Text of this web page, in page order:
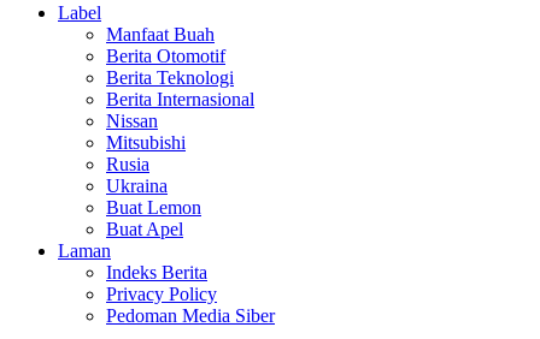
Label
Manfaat Buah
Berita Otomotif
Berita Teknologi
Berita Internasional
Nissan
Mitsubishi
Rusia
Ukraina
Buat Lemon
Buat Apel
Laman
Indeks Berita
Privacy Policy
Pedoman Media Siber